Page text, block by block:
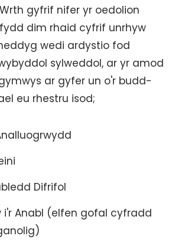
gyfrif nifer yr oedolion
dim rhaid cyfrif unrhyw
wedi ardystio fod
sylweddol, ar yr amod
ar gyfer un o'r budd-
eu rhestru isod;
Difrifol
i'r Anabl (elfen gofal cyfradd